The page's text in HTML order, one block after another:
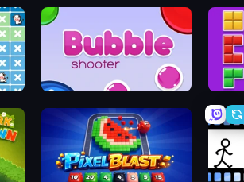
Bubble Shooter